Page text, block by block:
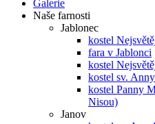
Galerie
Naše farnosti
Jablonec
kostel
fara v Jablonci
kostel
kostel sv. Anny
kostel Panny
Nisou)
Janov